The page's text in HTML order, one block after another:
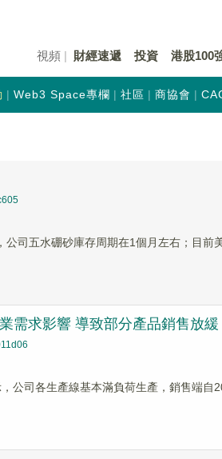
視頻 財經速遞 投資 港股100
Web3 Space專欄 社區 商協會
司五水硼砂庫存周期在1個月左右；目前
需求影響 導致部分產品銷售放緩
公司各生產線基本滿負荷生產，銷售端自